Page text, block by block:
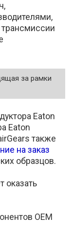
за рамки
Eaton
Eaton
также
на заказ
образцов.
оказать
OEM